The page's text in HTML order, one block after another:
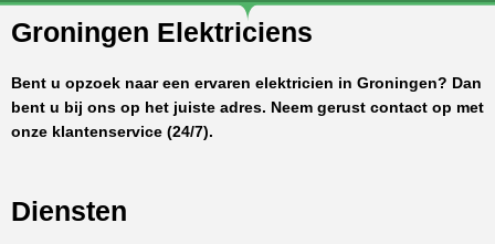
Groningen Elektriciens
Bent u opzoek naar een ervaren elektricien in Groningen? Dan
bent u bij ons op het juiste adres. Neem gerust contact op met
onze klantenservice (24/7).
Diensten